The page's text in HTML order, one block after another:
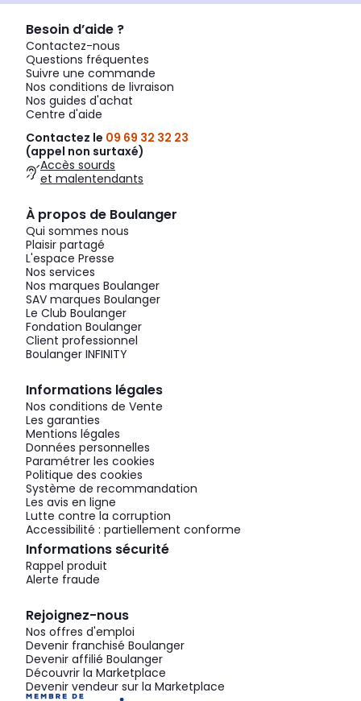
Besoin d’aide ?
Contactez-nous
Questions fréquentes
Suivre une commande
Nos conditions de livraison
Nos guides d'achat
Centre d'aide
Contactez le 09 69 32 32 23
(appel non surtaxé)
Accès sourds
et malentendants
À propos de Boulanger
Qui sommes nous
Plaisir partagé
L'espace Presse
Nos services
Nos marques Boulanger
SAV marques Boulanger
Le Club Boulanger
Fondation Boulanger
Client professionnel
Boulanger INFINITY
Informations légales
Nos conditions de Vente
Les garanties
Mentions légales
Données personnelles
Paramétrer les cookies
Politique des cookies
Système de recommandation
Les avis en ligne
Lutte contre la corruption
Accessibilité : partiellement conforme
Informations sécurité
Rappel produit
Alerte fraude
Rejoignez-nous
Nos offres d'emploi
Devenir franchisé Boulanger
Devenir affilié Boulanger
Découvrir la Marketplace
Devenir vendeur sur la Marketplace